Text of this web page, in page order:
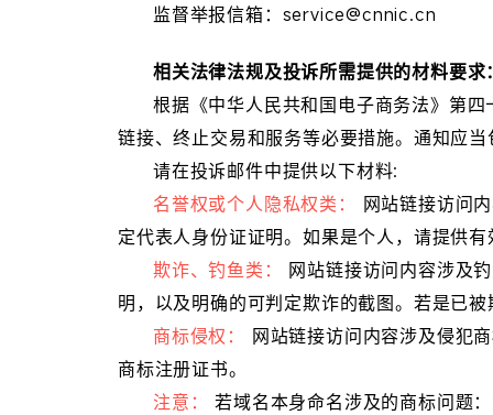
监督举报信箱：service@cnnic.cn
相关法律法规及投诉所需提供的材料要求：
根据《中华人民共和国电子商务法》第
链接、终止交易和服务等必要措施。通知应当
请在投诉邮件中提供以下材料:
名誉权或个人隐私权类：
网站链接访问
定代表人身份证证明。如果是个人，请提供有
欺诈、钓鱼类：
网站链接访问内容涉及
明，以及明确的可判定欺诈的截图。若是已
商标侵权：
网站链接访问内容涉及侵犯
商标注册证书。
注意：
若域名本身命名涉及的商标问题